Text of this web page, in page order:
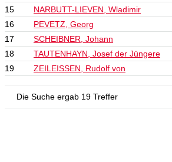
15
NARBUTT-LIEVEN, Wladimir
16
PEVETZ, Georg
17
SCHEIBNER, Johann
18
TAUTENHAYN, Josef der Jüngere
19
ZEILEISSEN, Rudolf von
Die Suche ergab 19 Treffer